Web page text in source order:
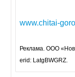
www.chitai-
Реклама. ООО
erid: LatgBWGRZ.